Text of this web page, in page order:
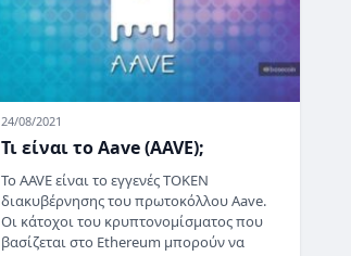
24/08/2021
Τι είναι το Aave (AAVE);
Το AAVE είναι το εγγενές TOKEN
διακυβέρνησης του πρωτοκόλλου Aave.
Οι κάτοχοι του κρυπτονομίσματος που
βασίζεται στο Ethereum μπορούν να